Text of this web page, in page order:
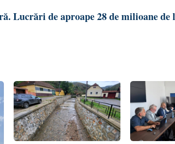
Lucrări de aproape 28 de milioane de